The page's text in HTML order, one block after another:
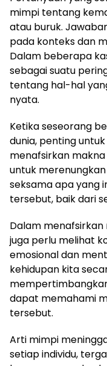
mimpi tentang
atau buruk.
pada konteks dan
Dalam beberapa
sebagai suatu
tentang hal-hal
nyata.
Ketika seseorang
dunia, penting
menafsirkan
untuk
seksama apa yang
tersebut, baik dari
Dalam
juga perlu melihat
emosional dan
kehidupan kita
dapat memahami
tersebut.
Arti mimpi
setiap individu,